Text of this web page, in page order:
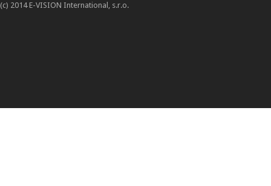
(c) 2014 E-VISION International, s.r.o.